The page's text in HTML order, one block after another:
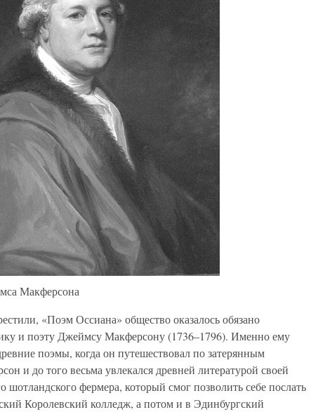
Макферсона
«Поэм Оссиана» общество оказалось обязано
и поэту Джеймсу Макферсону (1736–1796). Именно ему
поэмы, когда он путешествовал по затерянным
и до того весьма увлекался древней литературой своей
фермера, который смог позволить себе послать
Королевский колледж, а потом и в Эдинбургский